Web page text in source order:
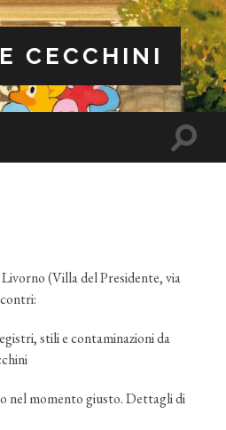
CECCHINI
Attiva/
(Villa del Presidente, via
stili e contaminazioni da
nel momento giusto. Dettagli di